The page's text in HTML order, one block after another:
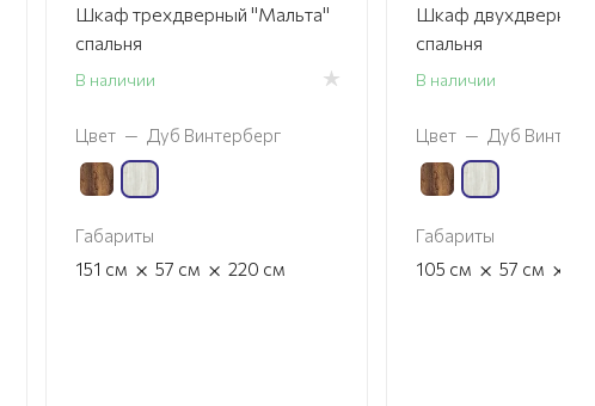
Шкаф трехдверный "Мальта"
спальня
В наличии
Цвет — Дуб Винтерберг
Габариты
151 см × 57 см × 220 см
Шкаф двухдверный
спальня
В наличии
Цвет — Дуб
Габариты
105 см × 57 см ×